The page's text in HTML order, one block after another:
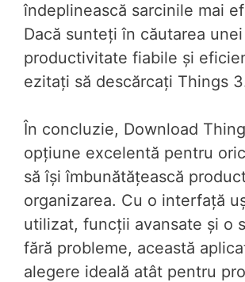
îndeplinească sarcinile mai
Dacă sunteți în căutarea
productivitate fiabile și
ezitați să descărcați Things
În concluzie, Download
opțiune excelentă pentru
să își îmbunătățească
organizarea. Cu o interfață
utilizat, funcții avansate și o
fără probleme, această
alegere ideală atât pentru